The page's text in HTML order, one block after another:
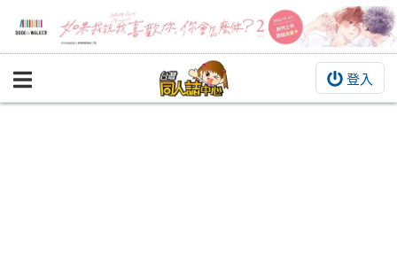
登入
BOOKY書集倉庫